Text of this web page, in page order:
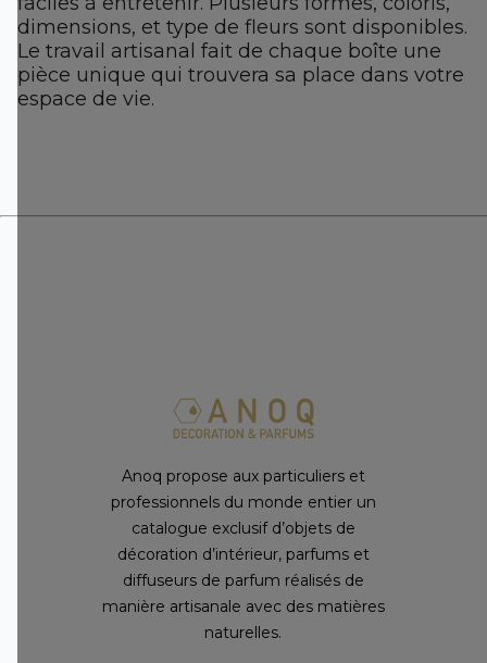
dimensions, et type de fleurs sont disponibles.
Le travail artisanal fait de chaque boîte une
pièce unique qui trouvera sa place dans votre
espace de vie.
Anoq propose aux particuliers et
professionnels du monde entier un
catalogue exclusif d’objets de
décoration d’intérieur, parfums et
diffuseurs de parfum réalisés de
manière artisanale avec des matières
naturelles.